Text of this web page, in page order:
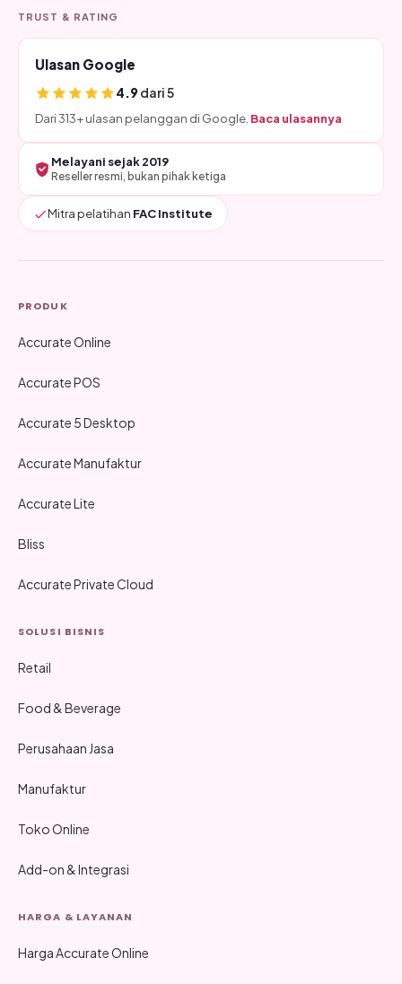
TRUST & RATING
Ulasan Google
4.9dari 5
Dari 313+ ulasan pelanggan di Google. Baca ulasannya
Melayani sejak 2019
Reseller resmi, bukan pihak ketiga
Mitra pelatihan FAC Institute
PRODUK
Accurate Online
Accurate POS
Accurate 5 Desktop
Accurate Manufaktur
Accurate Lite
Bliss
Accurate Private Cloud
SOLUSI BISNIS
Retail
Food & Beverage
Perusahaan Jasa
Manufaktur
Toko Online
Add-on & Integrasi
HARGA & LAYANAN
Harga Accurate Online